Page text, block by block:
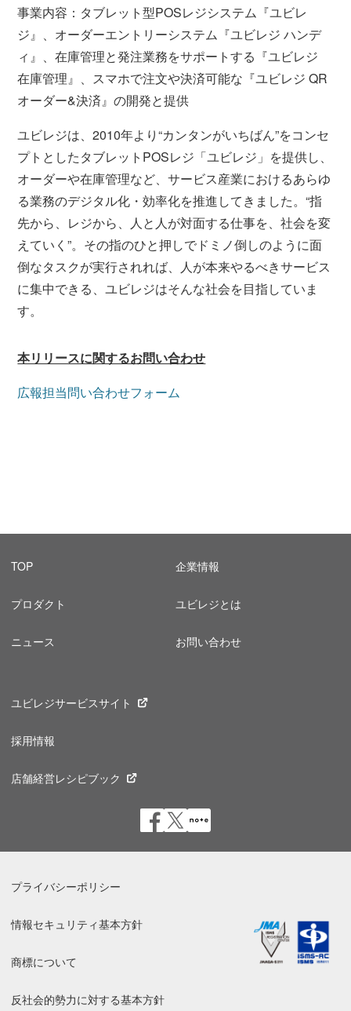
事業内容：タブレット型POSレジシステム『ユビレ
ジ』、オーダーエントリーシステム『ユビレジ ハンデ
ィ』、在庫管理と発注業務をサポートする『ユビレジ
在庫管理』、スマホで注文や決済可能な『ユビレジ QR
オーダー&決済』の開発と提供
ユビレジは、2010年より“カンタンがいちばん”をコンセ
プトとしたタブレットPOSレジ「ユビレジ」を提供し、
オーダーや在庫管理など、サービス産業におけるあらゆ
る業務のデジタル化・効率化を推進してきました。“指
先から、レジから、人と人が対面する仕事を、社会を変
えていく”。その指のひと押しでドミノ倒しのように面
倒なタスクが実行されれば、人が本来やるべきサービス
に集中できる、ユビレジはそんな社会を目指していま
す。
本リリースに関するお問い合わせ
広報担当問い合わせフォーム
TOP 企業情報
プロダクト ユビレジとは
ニュース お問い合わせ
ユビレジサービスサイト
採用情報
店舗経営レシピブック
プライバシーポリシー
情報セキュリティ基本方針
商標について
反社会的勢力に対する基本方針